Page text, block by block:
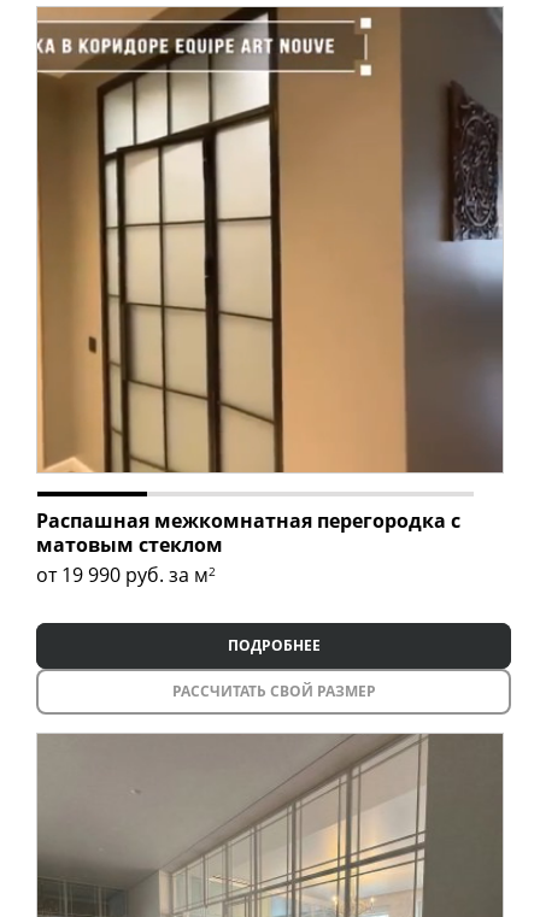
Распашная межкомнатная перегородка с
матовым стеклом
от 19 990 руб. за м2
ПОДРОБНЕЕ
РАССЧИТАТЬ СВОЙ РАЗМЕР